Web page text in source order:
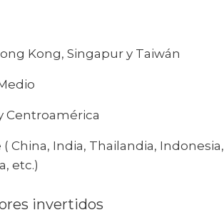
Kong, Singapur y Taiwán
Centroamérica
China, India, Thailandia, Indonesia,
etc.)
invertidos